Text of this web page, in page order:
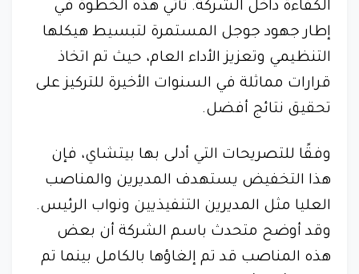
الكفاءة داخل الشركة. تأتي هذه الخطوة في
إطار جهود جوجل المستمرة لتبسيط هيكلها
التنظيمي وتعزيز الأداء العام، حيث تم اتخاذ
قرارات مماثلة في السنوات الأخيرة للتركيز على
تحقيق نتائج أفضل.
وفقًا للتصريحات التي أدلى بها بيتشاي، فإن
هذا التخفيض يستهدف المديرين والمناصب
العليا مثل المديرين التنفيذيين ونواب الرئيس.
وقد أوضح متحدث باسم الشركة أن بعض
هذه المناصب قد تم إلغاؤها بالكامل بينما تم